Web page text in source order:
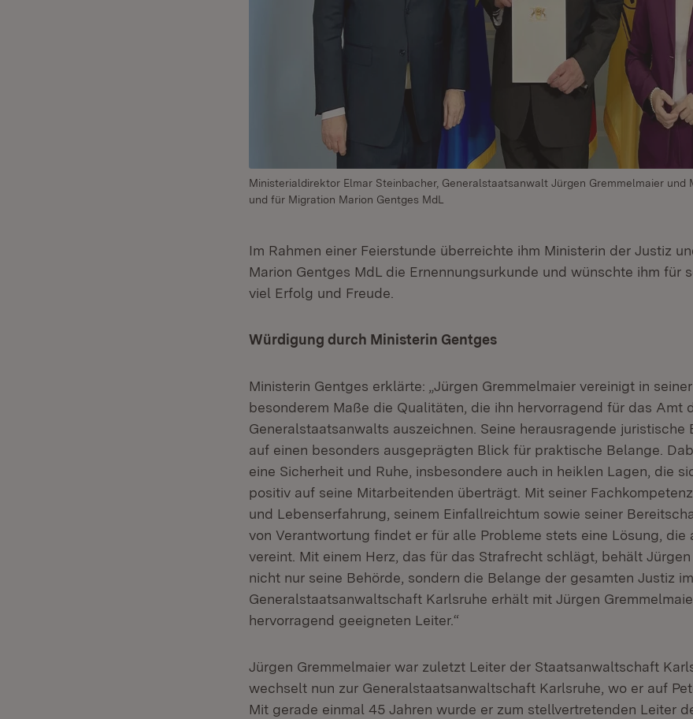
Ministerialdirektor Elmar Steinbacher, Generalstaatsanwalt Jürgen Gremmelmaier und
und für Migration Marion Gentges MdL
Im Rahmen einer Feierstunde überreichte ihm Ministerin der Justiz
Marion Gentges MdL die Ernennungsurkunde und wünschte ihm für
viel Erfolg und Freude.
Würdigung durch Ministerin Gentges
Ministerin Gentges erklärte: „Jürgen Gremmelmaier vereinigt in
besonderem Maße die Qualitäten, die ihn hervorragend für das Amt
Generalstaatsanwalts auszeichnen. Seine herausragende
auf einen besonders ausgeprägten Blick für praktische Belange.
eine Sicherheit und Ruhe, insbesondere auch in heiklen Lagen, die
positiv auf seine Mitarbeitenden überträgt. Mit seiner
und Lebenserfahrung, seinem Einfallreichtum sowie seiner
von Verantwortung findet er für alle Probleme stets eine Lösung, die
vereint. Mit einem Herz, das für das Strafrecht schlägt, behält
nicht nur seine Behörde, sondern die Belange der gesamten Justiz
Generalstaatsanwaltschaft Karlsruhe erhält mit Jürgen
hervorragend geeigneten Leiter.“
J​ürgen Gremmelmaier war zuletzt Leiter der Staatsanwaltschaft
wechselt nun zur Generalstaatsanwaltschaft Karlsruhe, wo er auf
Mit gerade einmal 45 Jahren wurde er zum stellvertretenden Leiter